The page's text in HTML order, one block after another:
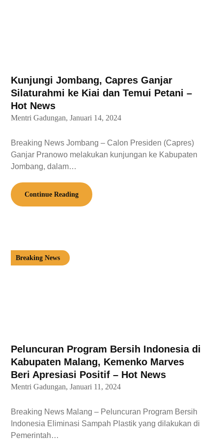
Kunjungi Jombang, Capres Ganjar
Silaturahmi ke Kiai dan Temui Petani –
Hot News
Mentri Gadungan, Januari 14, 2024
Breaking News Jombang – Calon Presiden (Capres)
Ganjar Pranowo melakukan kunjungan ke Kabupaten
Jombang, dalam…
Continue Reading
Breaking News
Peluncuran Program Bersih Indonesia di
Kabupaten Malang, Kemenko Marves
Beri Apresiasi Positif – Hot News
Mentri Gadungan, Januari 11, 2024
Breaking News Malang – Peluncuran Program Bersih
Indonesia Eliminasi Sampah Plastik yang dilakukan di
Pemerintah…